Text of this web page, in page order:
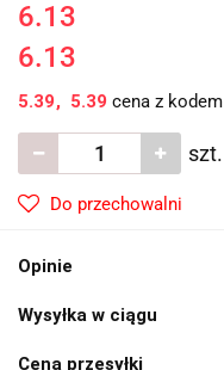
6.13
6.13
5.39 5.39 cena z kodem
szt.
Do przechowalni
Opinie
Wysyłka w ciągu
Cena przesyłki